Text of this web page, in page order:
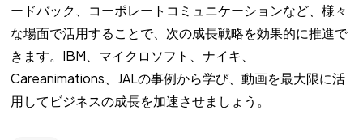
ードバック、コーポレートコミュニケーションなど、様々
な場面で活用することで、次の成長戦略を効果的に推進で
きます。IBM、マイクロソフト、ナイキ、
Careanimations、JALの事例から学び、動画を最大限に活
用してビジネスの成長を加速させましょう。